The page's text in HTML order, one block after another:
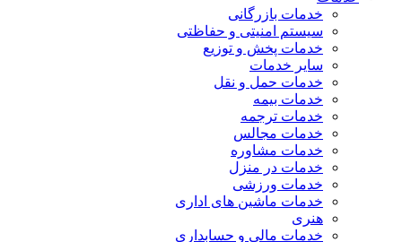
خدمات بازرگانی
سیستم امنیتی و حفاظتی
خدمات پخش و توزیع
سایر خدمات
خدمات حمل و نقل
خدمات بیمه
خدمات ترجمه
خدمات مجالس
خدمات مشاوره
خدمات در منزل
خدمات ورزشی
خدمات ماشین های اداری
هنری
خدمات مالی و حسابداری